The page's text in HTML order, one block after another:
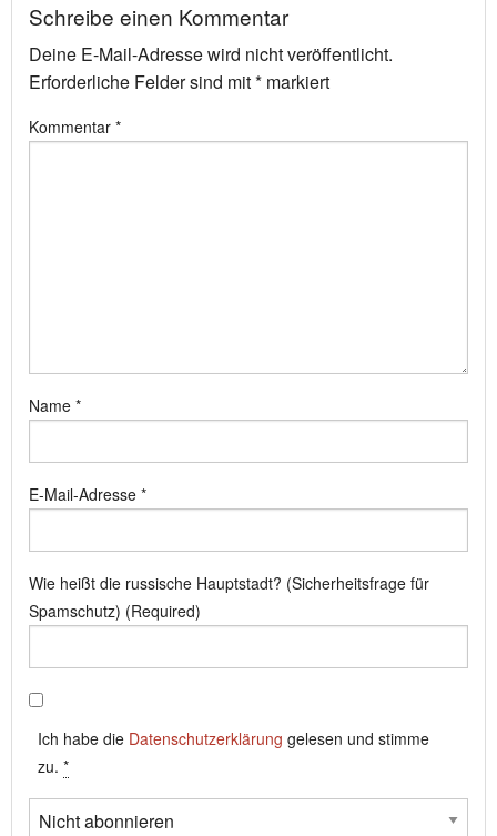
Schreibe einen Kommentar
Deine E-Mail-Adresse wird nicht veröffentlicht.
Erforderliche Felder sind mit* markiert
Kommentar *
Name *
E-Mail-Adresse *
Wie heißt die russische Hauptstadt? (Sicherheitsfrage für
Spamschutz) (Required)
Ich habe die Datenschutzerklärung gelesen und stimme
zu. *